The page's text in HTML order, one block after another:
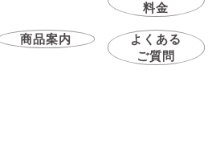
料金
商品案内
よくある
ご質問